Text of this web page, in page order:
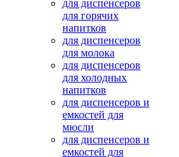
для диспенсеров
для горячих
напитков
для диспенсеров
для молока
для диспенсеров
для холодных
напитков
для диспенсеров и
емкостей для
мюсли
для диспенсеров и
емкостей для